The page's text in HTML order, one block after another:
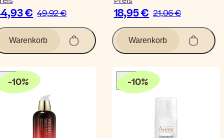
€ 49,92 €
Warenkorb
18,95 € 21,06 €
Warenkorb
-10% -10%